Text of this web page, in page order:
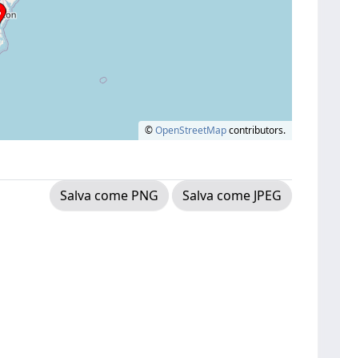
©OpenStreetMapcontributors.
Salva come PNG
Salva come JPEG